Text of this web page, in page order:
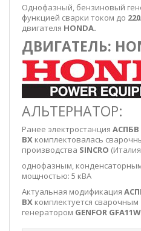
Однофазный, бензиновый
функцией сварки током до
двигателя HONDA.
ДВИГАТЕЛЬ:
АЛЬТЕРНАТОР:
Ранее электростанция АСПБВ
ВХ комплектовалась
производства SINCRO
однофазным,
мощностью: 5 кВА
Актуальная модификация
ВХ комплектуется сварочным
генератором GENFOR